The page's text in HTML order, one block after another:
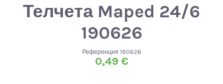
Телчета Maped 24/6
190626
Референция 190626
0,49 €